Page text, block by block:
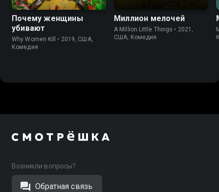
Почему женщины
убивают
Why Women Kill • 2019, США,
Комедия
Миллион мелочей
A Million Little Things • 2021,
США, Комедия
Возникли вопросы?
Обратная связь